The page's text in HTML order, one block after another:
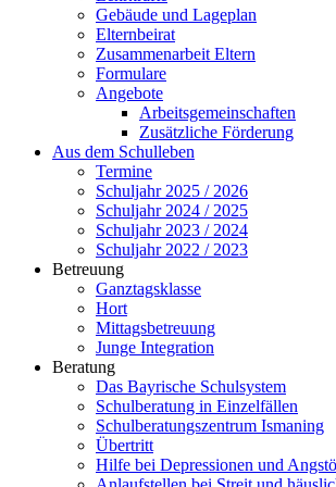
Gebäude und Lageplan
Elternbeirat
Zusammenarbeit Eltern
Formulare
Angebote
Arbeitsgemeinschaften
Zusätzliche Förderung
Aus dem Schulleben
Termine
Schuljahr 2025 / 2026
Schuljahr 2024 / 2025
Schuljahr 2023 / 2024
Schuljahr 2022 / 2023
Betreuung
Ganztagsklasse
Hort
Mittagsbetreuung
Junge Integration
Beratung
Das Bayrische Schulsystem
Schulberatung in Einzelfällen
Schulberatungszentrum Ismaning
Übertritt
Hilfe bei Depressionen und